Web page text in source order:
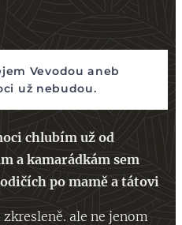
Vevodou aneb
už nebudou.
chlubím už od
a kamarádkám sem
po mamě a tátovi
ale ne jenom